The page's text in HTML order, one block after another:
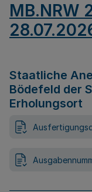
MB.NRW
Staatliche
Bödefeld der
Erholungsort